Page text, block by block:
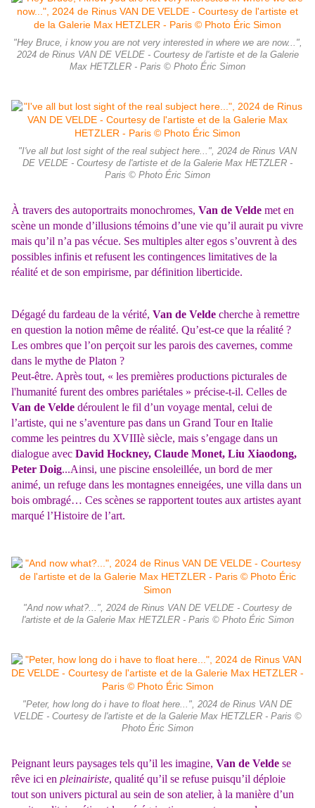
"Hey Bruce, i know you are not very interested in where we are now...",
2024 de Rinus VAN DE VELDE - Courtesy de l'artiste et de la Galerie
Max HETZLER - Paris © Photo Éric Simon
"I've all but lost sight of the real subject here...", 2024 de Rinus VAN
DE VELDE - Courtesy de l'artiste et de la Galerie Max HETZLER -
Paris © Photo Éric Simon
À travers des autoportraits monochromes, Van de Velde met en
scène un monde d’illusions témoins d’une vie qu’il aurait pu vivre
mais qu’il n’a pas vécue. Ses multiples alter egos s’ouvrent à des
possibles infinis et refusent les contingences limitatives de la
réalité et de son empirisme, par définition liberticide.
Dégagé du fardeau de la vérité, Van de Velde cherche à remettre
en question la notion même de réalité. Qu’est-ce que la réalité ?
Les ombres que l’on perçoit sur les parois des cavernes, comme
dans le mythe de Platon ?
Peut-être. Après tout, « les premières productions picturales de
l'humanité furent des ombres pariétales » précise-t-il. Celles de
Van de Velde déroulent le fil d’un voyage mental, celui de
l’artiste, qui ne s’aventure pas dans un Grand Tour en Italie
comme les peintres du XVIIIè siècle, mais s’engage dans un
dialogue avec David Hockney, Claude Monet, Liu Xiaodong,
Peter Doig...Ainsi, une piscine ensoleillée, un bord de mer
animé, un refuge dans les montagnes enneigées, une villa dans un
bois ombragé… Ces scènes se rapportent toutes aux artistes ayant
marqué l’Histoire de l’art.
"And now what?...", 2024 de Rinus VAN DE VELDE - Courtesy de
l'artiste et de la Galerie Max HETZLER - Paris © Photo Éric Simon
"Peter, how long do i have to float here...", 2024 de Rinus VAN DE
VELDE - Courtesy de l'artiste et de la Galerie Max HETZLER - Paris ©
Photo Éric Simon
Peignant leurs paysages tels qu’il les imagine, Van de Velde se
rêve ici en pleinairiste, qualité qu’il se refuse puisqu’il déploie
tout son univers pictural au sein de son atelier, à la manière d’un